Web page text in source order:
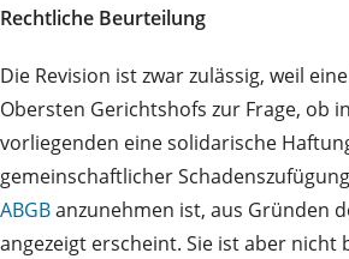
Rechtliche Beurteilung
Die Revision ist zwar zulässig, weil
Obersten Gerichtshofs zur Frage, ob
vorliegenden eine solidarische
gemeinschaftlicher
ABGBanzunehmen ist, aus Gründen
angezeigt erscheint. Sie ist aber nicht